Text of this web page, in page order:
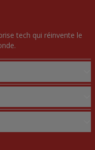
tech qui réinvente le